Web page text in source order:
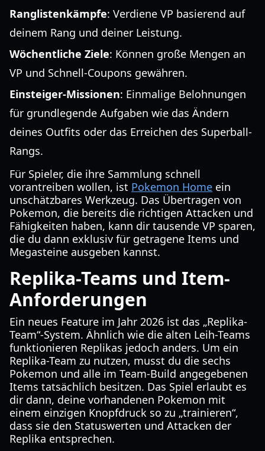
Ranglistenkämpfe: Verdiene VP basierend auf
deinem Rang und deiner Leistung.
Wöchentliche Ziele: Können große Mengen an
VP und Schnell-Coupons gewähren.
Einsteiger-Missionen: Einmalige Belohnungen
für grundlegende Aufgaben wie das Ändern
deines Outfits oder das Erreichen des Superball-
Rangs.
Für Spieler, die ihre Sammlung schnell
vorantreiben wollen, ist Pokemon Home ein
unschätzbares Werkzeug. Das Übertragen von
Pokemon, die bereits die richtigen Attacken und
Fähigkeiten haben, kann dir tausende VP sparen,
die du dann exklusiv für getragene Items und
Megasteine ausgeben kannst.
Replika-Teams und Item-
Anforderungen
Ein neues Feature im Jahr 2026 ist das „Replika-
Team“-System. Ähnlich wie die alten Leih-Teams
funktionieren Replikas jedoch anders. Um ein
Replika-Team zu nutzen, musst du die sechs
Pokemon und alle im Team-Build angegebenen
Items tatsächlich besitzen. Das Spiel erlaubt es
dir dann, deine vorhandenen Pokemon mit
einem einzigen Knopfdruck so zu „trainieren“,
dass sie den Statuswerten und Attacken der
Replika entsprechen.